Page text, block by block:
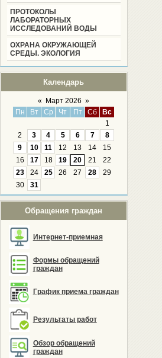
ПРОТОКОЛЫ
ЛАБОРАТОРНЫХ
ИССЛЕДОВАНИЙ ВОДЫ
ОХРАНА ОКРУЖАЮЩЕЙ
СРЕДЫ. ЭКОЛОГИЯ
Календарь
« Март 2026 »
Пн
Вт Ср Чт Пт Сб
Вс
1
2
3 4 5 6 7
8
9
10 11 12 13 14
15
16
17 18 19 20 21
22
23
24 25 26 27 28
29
30
31
Обращения граждан
Интернет-приемная
Формы обращений
граждан
График приема граждан
Результаты работ
Обзор обращений
граждан